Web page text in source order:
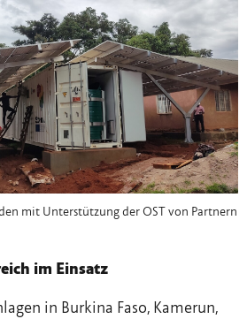
mit Unterstützung der OST von Partnern
im Einsatz
in Burkina Faso, Kamerun,